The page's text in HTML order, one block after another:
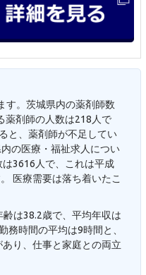
す。茨城県内の薬剤師数
薬剤師の人数は218人で
と、薬剤師が不足してい
の医療・福祉求人につい
3616人で、これは平成
医療需要は落ち着いたこ
は38.2歳で、平均年収は
務時間の平均は9時間と、
り、仕事と家庭との両立